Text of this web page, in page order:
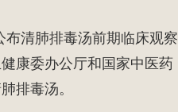
清肺排毒汤前期临床观察
康委办公厅和国家中医药
排毒汤。